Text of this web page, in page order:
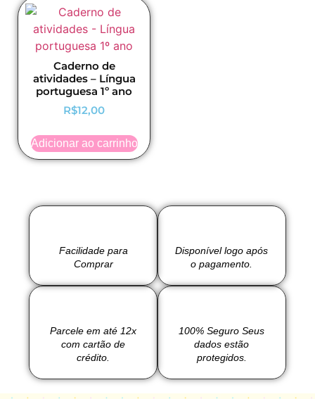
Caderno de
atividades – Língua
portuguesa 1º ano
R$12,00
Adicionar ao carrinho
Facilidade para
Comprar
Disponível logo após
o pagamento.
Parcele em até 12x
com cartão de
crédito.
100% Seguro Seus
dados estão
protegidos.